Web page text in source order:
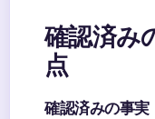
確認済み
点
確認済みの事実